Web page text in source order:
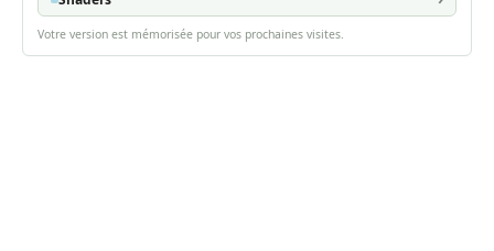
Votre version est mémorisée pour vos prochaines visites.